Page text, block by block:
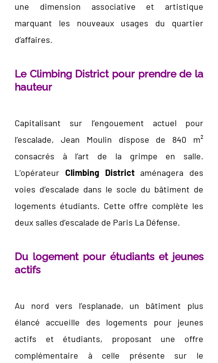
une dimension associative et artistique
marquant les nouveaux usages du quartier
d’affaires.
Le Climbing District pour prendre de la
hauteur
Capitalisant sur l’engouement actuel pour
l’escalade, Jean Moulin dispose de 840 m²
consacrés à l’art de la grimpe en salle.
L’opérateur Climbing Districtaménagera des
voies d’escalade dans le socle du bâtiment de
logements étudiants. Cette offre complète les
deux salles d’escalade de Paris La Défense.
Du logement pour étudiants et jeunes
actifs
Au nord vers l’esplanade, un bâtiment plus
élancé accueille des logements pour jeunes
actifs et étudiants, proposant une offre
complémentaire à celle présente sur le